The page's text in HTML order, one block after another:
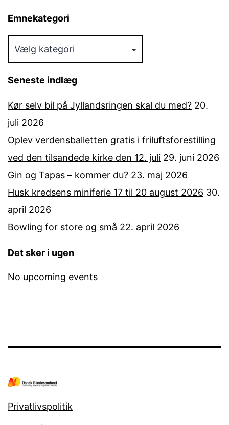
Emnekategori
Seneste indlæg
Kør selv bil på Jyllandsringen skal du med? 20.
juli 2026
Oplev verdensballetten gratis i friluftsforestilling
ved den tilsandede kirke den 12. juli 29. juni 2026
Gin og Tapas – kommer du? 23. maj 2026
Husk kredsens miniferie 17 til 20 august 2026 30.
april 2026
Bowling for store og små 22. april 2026
Det sker i ugen
No upcoming events
Privatlivspolitik